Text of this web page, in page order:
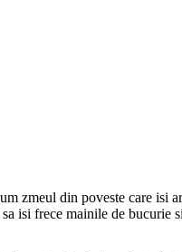
zmeul din poveste care isi
isi frece mainile de